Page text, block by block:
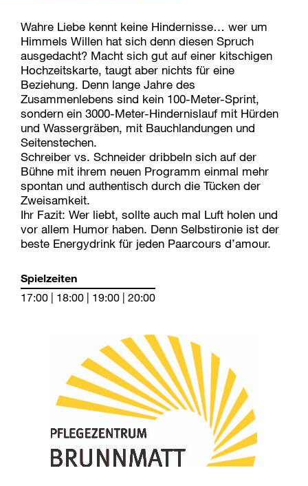
Wahre Liebe kennt keine Hindernisse… wer um
Himmels Willen hat sich denn diesen Spruch
ausgedacht? Macht sich gut auf einer kitschigen
Hochzeitskarte, taugt aber nichts für eine
Beziehung. Denn lange Jahre des
Zusammenlebens sind kein 100-Meter-Sprint,
sondern ein 3000-Meter-Hindernislauf mit Hürden
und Wassergräben, mit Bauchlandungen und
Seitenstechen.
Schreiber vs. Schneider dribbeln sich auf der
Bühne mit ihrem neuen Programm einmal mehr
spontan und authentisch durch die Tücken der
Zweisamkeit.
Ihr Fazit: Wer liebt, sollte auch mal Luft holen und
vor allem Humor haben. Denn Selbstironie ist der
beste Energydrink für jeden Paarcours d’amour.
Spielzeiten
17:00 | 18:00 | 19:00 | 20:00